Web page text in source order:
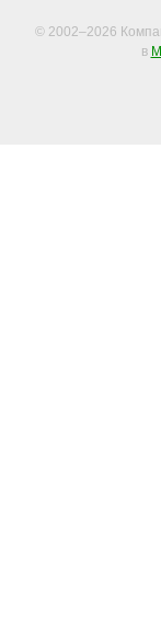
© 2002–2026
в